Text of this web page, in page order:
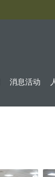
消息活动